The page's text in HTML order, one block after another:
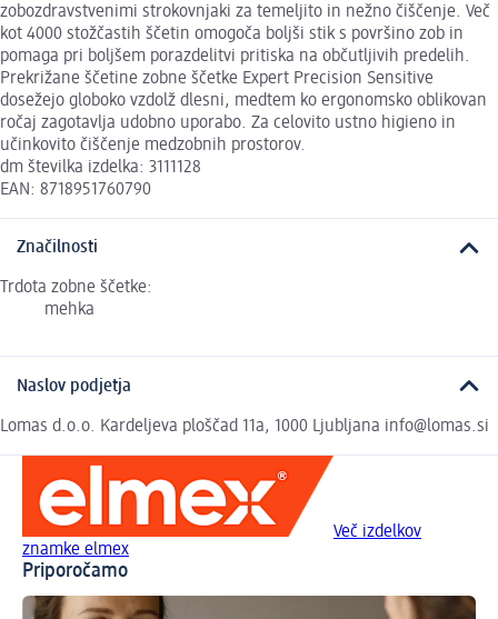
zobozdravstvenimi strokovnjaki za temeljito in nežno čiščenje. Več
kot 4000 stožčastih ščetin omogoča boljši stik s površino zob in
pomaga pri boljšem porazdelitvi pritiska na občutljivih predelih.
Prekrižane ščetine zobne ščetke Expert Precision Sensitive
dosežejo globoko vzdolž dlesni, medtem ko ergonomsko oblikovan
ročaj zagotavlja udobno uporabo. Za celovito ustno higieno in
učinkovito čiščenje medzobnih prostorov.
dm številka izdelka: 3111128
EAN: 8718951760790
Značilnosti
Trdota zobne ščetke:
mehka
Naslov podjetja
Lomas d.o.o. Kardeljeva ploščad 11a, 1000 Ljubljana info@lomas.si
Več izdelkov
znamke elmex
Priporočamo